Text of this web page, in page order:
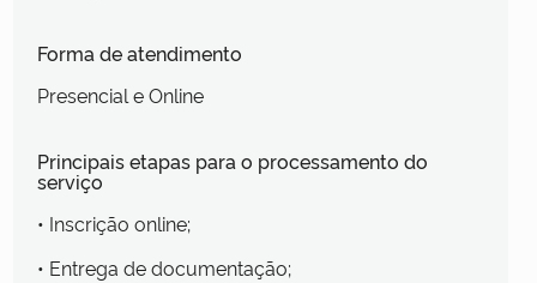
Forma de atendimento
Presencial e Online
Principais etapas para o processamento do
serviço
• Inscrição online;
• Entrega de documentação;